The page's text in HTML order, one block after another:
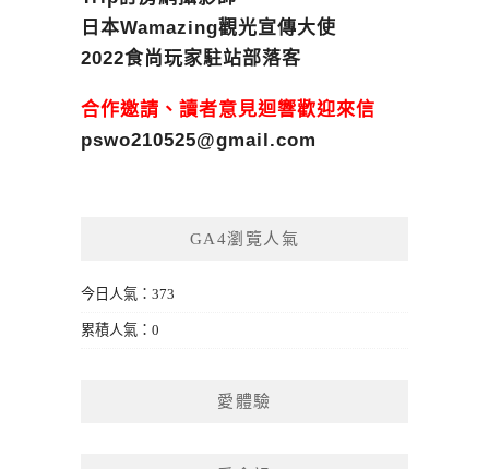
日本Wamazing觀光宣傳大使
2022食尚玩家駐站部落客
合作邀請、讀者意見迴響歡迎來信
pswo210525@gmail.com
GA4瀏覽人氣
今日人氣：373
累積人氣：0
愛體驗